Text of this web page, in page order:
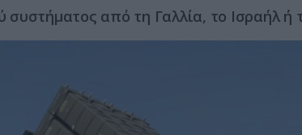
συστήματος από τη Γαλλία, το Ισραήλ ή